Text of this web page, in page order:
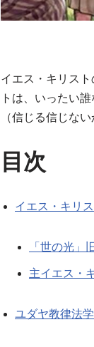
イエス・キリス
トは、いったい
（信じる信じな
目次
イエス・キリ
「世の光」
主イエス・
ユダヤ教律法